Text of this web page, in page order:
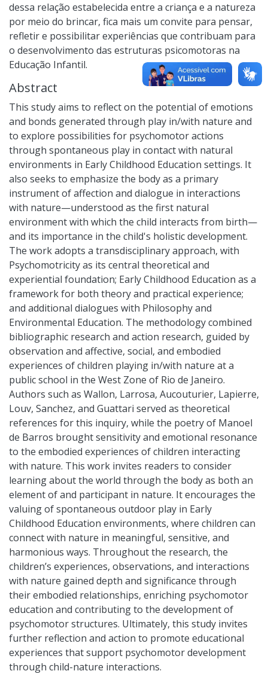
dessa relação estabelecida entre a criança e a natureza
por meio do brincar, fica mais um convite para pensar,
refletir e possibilitar experiências que contribuam para
o desenvolvimento das estruturas psicomotoras na
Educação Infantil.
Abstract
This study aims to reflect on the potential of emotions
and bonds generated through play in/with nature and
to explore possibilities for psychomotor actions
through spontaneous play in contact with natural
environments in Early Childhood Education settings. It
also seeks to emphasize the body as a primary
instrument of affection and dialogue in interactions
with nature—understood as the first natural
environment with which the child interacts from birth—
and its importance in the child's holistic development.
The work adopts a transdisciplinary approach, with
Psychomotricity as its central theoretical and
experiential foundation; Early Childhood Education as a
framework for both theory and practical experience;
and additional dialogues with Philosophy and
Environmental Education. The methodology combined
bibliographic research and action research, guided by
observation and affective, social, and embodied
experiences of children playing in/with nature at a
public school in the West Zone of Rio de Janeiro.
Authors such as Wallon, Larrosa, Aucouturier, Lapierre,
Louv, Sanchez, and Guattari served as theoretical
references for this inquiry, while the poetry of Manoel
de Barros brought sensitivity and emotional resonance
to the embodied experiences of children interacting
with nature. This work invites readers to consider
learning about the world through the body as both an
element of and participant in nature. It encourages the
valuing of spontaneous outdoor play in Early
Childhood Education environments, where children can
connect with nature in meaningful, sensitive, and
harmonious ways. Throughout the research, the
children’s experiences, observations, and interactions
with nature gained depth and significance through
their embodied relationships, enriching psychomotor
education and contributing to the development of
psychomotor structures. Ultimately, this study invites
further reflection and action to promote educational
experiences that support psychomotor development
through child-nature interactions.